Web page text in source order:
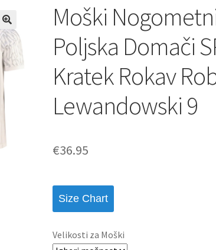
Moški
Poljska Domači
Kratek Rokav
Lewandowski 9
€36.95
Size Chart
Velikosti za Moški